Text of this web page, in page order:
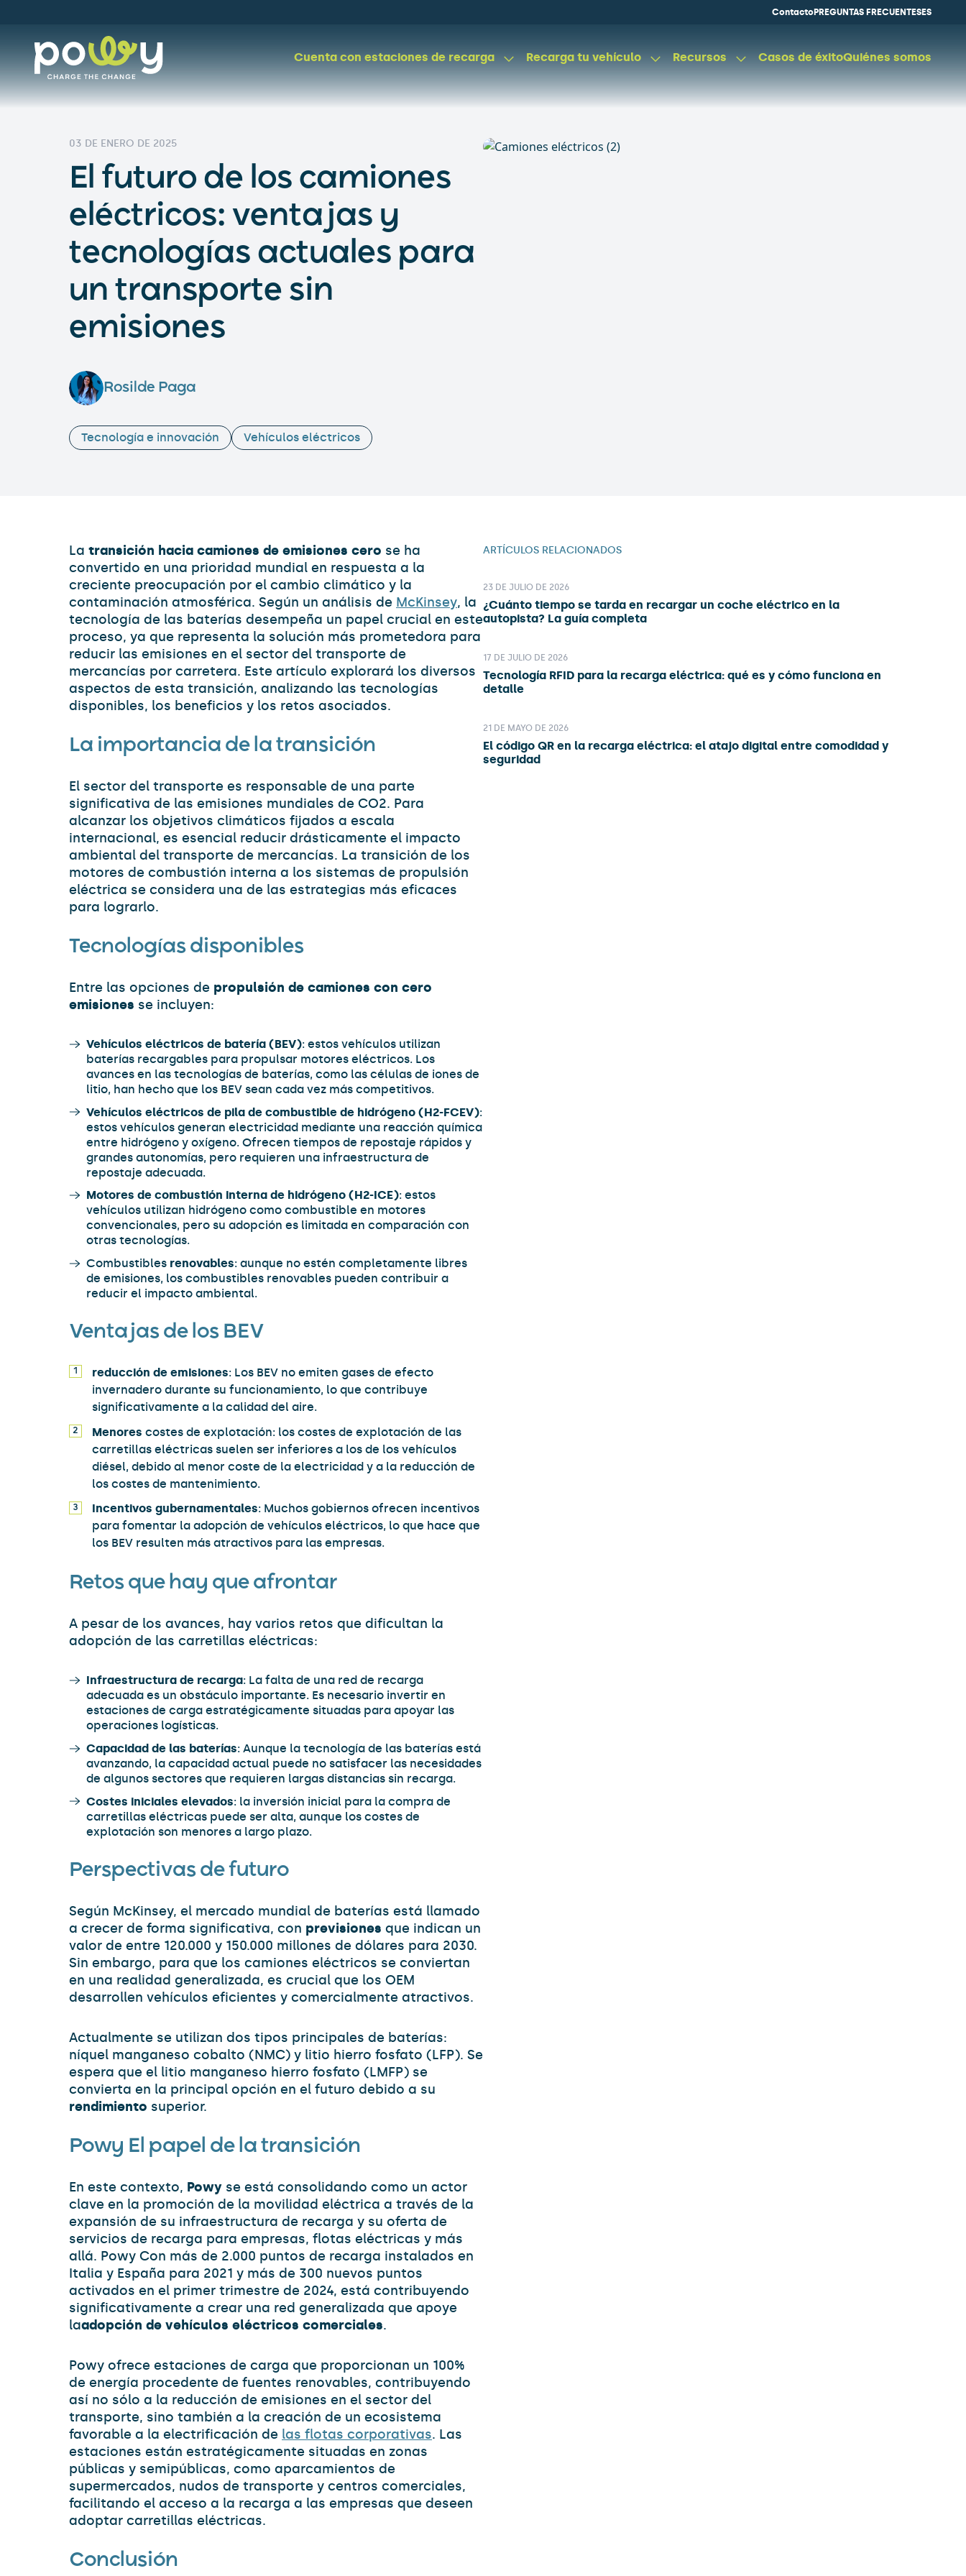
ContactoPREGUNTAS FRECUENTESES
Cuenta con estaciones de recarga Recarga tu vehículo Recursos Casos de éxitoQuiénes somos
03 DE ENERO DE 2025
El futuro de los camiones
eléctricos: ventajas y
tecnologías actuales para
un transporte sin
emisiones
Rosilde Paga
Tecnología e innovación Vehículos eléctricos
La transición hacia camiones de emisiones cero se ha
convertido en una prioridad mundial en respuesta a la
creciente preocupación por el cambio climático y la
contaminación atmosférica. Según un análisis de McKinsey, la
tecnología de las baterías desempeña un papel crucial en este
proceso, ya que representa la solución más prometedora para
reducir las emisiones en el sector del transporte de
mercancías por carretera. Este artículo explorará los diversos
aspectos de esta transición, analizando las tecnologías
disponibles, los beneficios y los retos asociados.
La importancia de la transición
El sector del transporte es responsable de una parte
significativa de las emisiones mundiales de CO2. Para
alcanzar los objetivos climáticos fijados a escala
internacional, es esencial reducir drásticamente el impacto
ambiental del transporte de mercancías. La transición de los
motores de combustión interna a los sistemas de propulsión
eléctrica se considera una de las estrategias más eficaces
para lograrlo.
Tecnologías disponibles
Entre las opciones de propulsión de camiones con cero
emisiones se incluyen:
Vehículos eléctricos de batería (BEV): estos vehículos utilizan
baterías recargables para propulsar motores eléctricos. Los
avances en las tecnologías de baterías, como las células de iones de
litio, han hecho que los BEV sean cada vez más competitivos.
Vehículos eléctricos de pila de combustible de hidrógeno (H2-FCEV):
estos vehículos generan electricidad mediante una reacción química
entre hidrógeno y oxígeno. Ofrecen tiempos de repostaje rápidos y
grandes autonomías, pero requieren una infraestructura de
repostaje adecuada.
Motores de combustión interna de hidrógeno (H2-ICE): estos
vehículos utilizan hidrógeno como combustible en motores
convencionales, pero su adopción es limitada en comparación con
otras tecnologías.
Combustibles renovables: aunque no estén completamente libres
de emisiones, los combustibles renovables pueden contribuir a
reducir el impacto ambiental.
Ventajas de los BEV
reducción de emisiones: Los BEV no emiten gases de efecto
invernadero durante su funcionamiento, lo que contribuye
significativamente a la calidad del aire.
Menores costes de explotación: los costes de explotación de las
carretillas eléctricas suelen ser inferiores a los de los vehículos
diésel, debido al menor coste de la electricidad y a la reducción de
los costes de mantenimiento.
Incentivos gubernamentales: Muchos gobiernos ofrecen incentivos
para fomentar la adopción de vehículos eléctricos, lo que hace que
los BEV resulten más atractivos para las empresas.
Retos que hay que afrontar
A pesar de los avances, hay varios retos que dificultan la
adopción de las carretillas eléctricas:
Infraestructura de recarga: La falta de una red de recarga
adecuada es un obstáculo importante. Es necesario invertir en
estaciones de carga estratégicamente situadas para apoyar las
operaciones logísticas.
Capacidad de las baterías: Aunque la tecnología de las baterías está
avanzando, la capacidad actual puede no satisfacer las necesidades
de algunos sectores que requieren largas distancias sin recarga.
Costes iniciales elevados: la inversión inicial para la compra de
carretillas eléctricas puede ser alta, aunque los costes de
explotación son menores a largo plazo.
Perspectivas de futuro
Según McKinsey, el mercado mundial de baterías está llamado
a crecer de forma significativa, con previsiones que indican un
valor de entre 120.000 y 150.000 millones de dólares para 2030.
Sin embargo, para que los camiones eléctricos se conviertan
en una realidad generalizada, es crucial que los OEM
desarrollen vehículos eficientes y comercialmente atractivos.
Actualmente se utilizan dos tipos principales de baterías:
níquel manganeso cobalto (NMC) y litio hierro fosfato (LFP). Se
espera que el litio manganeso hierro fosfato (LMFP) se
convierta en la principal opción en el futuro debido a su
rendimiento superior.
Powy El papel de la transición
En este contexto, Powy se está consolidando como un actor
clave en la promoción de la movilidad eléctrica a través de la
expansión de su infraestructura de recarga y su oferta de
servicios de recarga para empresas, flotas eléctricas y más
allá. Powy Con más de 2.000 puntos de recarga instalados en
Italia y España para 2021 y más de 300 nuevos puntos
activados en el primer trimestre de 2024, está contribuyendo
significativamente a crear una red generalizada que apoye
laadopción de vehículos eléctricos comerciales.
Powy ofrece estaciones de carga que proporcionan un 100%
de energía procedente de fuentes renovables, contribuyendo
así no sólo a la reducción de emisiones en el sector del
transporte, sino también a la creación de un ecosistema
favorable a la electrificación de las flotas corporativas. Las
estaciones están estratégicamente situadas en zonas
públicas y semipúblicas, como aparcamientos de
supermercados, nudos de transporte y centros comerciales,
facilitando el acceso a la recarga a las empresas que deseen
adoptar carretillas eléctricas.
Conclusión
ARTÍCULOS RELACIONADOS
23 DE JULIO DE 2026
¿Cuánto tiempo se tarda en recargar un coche eléctrico en la
autopista? La guía completa
17 DE JULIO DE 2026
Tecnología RFID para la recarga eléctrica: qué es y cómo funciona en
detalle
21 DE MAYO DE 2026
El código QR en la recarga eléctrica: el atajo digital entre comodidad y
seguridad